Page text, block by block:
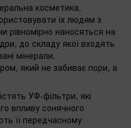
косметика,
їх людям з
рівномірно наносяться на
до складу якої входять
мінерали.
який не забиває пори, а
УФ-фільтри, які
впливу сонячного
її передчасному